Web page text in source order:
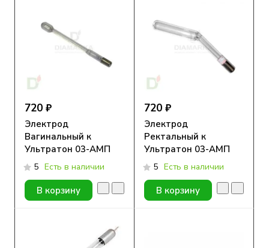
720 ₽
Электрод
Вагинальный к
Ультратон 03-АМП
5 Есть в наличии
В корзину
720 ₽
Электрод
Ректальный к
Ультратон 03-АМП
5 Есть в наличии
В корзину